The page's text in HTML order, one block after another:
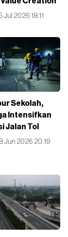
Jul 2026 18:11
Sekolah,
Intensifkan
Jalan Tol
Jun 2026 20:19